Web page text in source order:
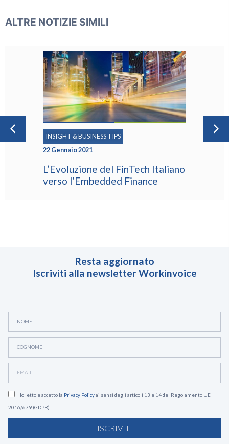
ALTRE NOTIZIE SIMILI
INSIGHT & BUSINESS TIPS
22 Gennaio 2021
L’Evoluzione del FinTech Italiano
verso l’Embedded Finance
Resta aggiornato
Iscriviti alla newsletter Workinvoice
Ho letto e accetto la Privacy Policyai sensi degli articoli 13 e 14 del Regolamento UE
2016/679 (GDPR)
ISCRIVITI